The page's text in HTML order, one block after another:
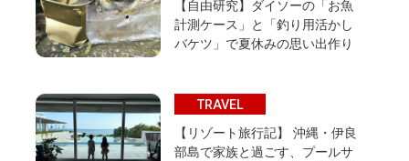
【自由研究】ダイソーの「お魚
計測ケース」と「釣り用活かし
バケツ」で夏休みの思い出作り
TRAVEL
【リゾート旅行記】 沖縄・伊良
部島で家族と過ごす、プールサ